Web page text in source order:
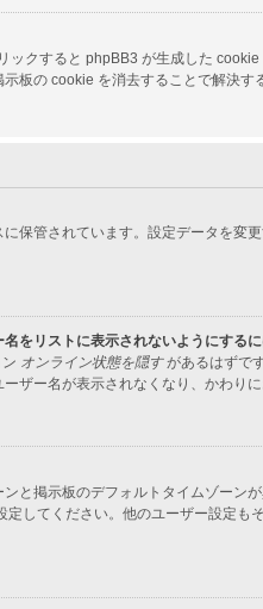
ックすると phpBB3 が生成した
板の cookie を消去することで解決す
保管されています。設定データを変
をリストに表示されないようにするに
オンライン状態を隠すがあるはずで
ザー名が表示されなくなり、かわり
と掲示板のデフォルトタイムゾーン
してください。他のユーザー設定